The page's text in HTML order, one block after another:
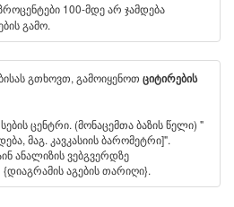
100-მდე არ ჯამდება
გამო.
გთხოვთ, გამოიყენოთ ციტირების
ცენტრი. (მონაცემთა ბაზის წელი) "
მაგ. კავკასიის ბარომეტრი]".
ანალიზის ვებგვერდზე
{დიაგრამის აგების თარიღი}.